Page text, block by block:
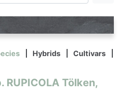
Hybrids
Cultivars
RUPICOLA Tölken,